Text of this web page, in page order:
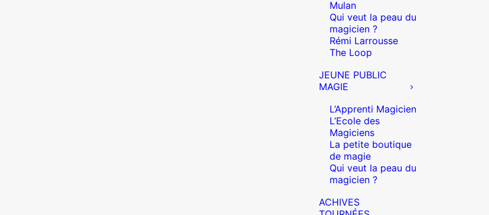
Mulan
Qui veut la peau du
magicien ?
Rémi Larrousse
The Loop
JEUNE PUBLIC
MAGIE
L’Apprenti Magicien
L’Ecole des
Magiciens
La petite boutique
de magie
Qui veut la peau du
magicien ?
ACHIVES